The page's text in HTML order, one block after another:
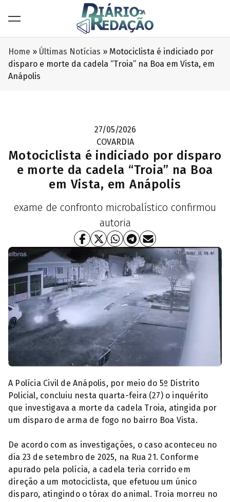
Home » Últimas Notícias » Motociclista é indiciado por
disparo e morte da cadela “Troia” na Boa em Vista, em
Anápolis
27/05/2026
COVARDIA
Motociclista é indiciado por disparo
e morte da cadela “Troia” na Boa
em Vista, em Anápolis
exame de confronto microbalístico confirmou
autoria
Motociclista dispara contra cadela na rua (Foto: Reprodução)
A Polícia Civil de Anápolis, por meio do 5º Distrito
Policial, concluiu nesta quarta-feira (27) o inquérito
que investigava a morte da cadela Troia, atingida por
um disparo de arma de fogo no bairro Boa Vista.
De acordo com as investigações, o caso aconteceu no
dia 23 de setembro de 2025, na Rua 21. Conforme
apurado pela polícia, a cadela teria corrido em
direção a um motociclista, que efetuou um único
disparo, atingindo o tórax do animal. Troia morreu no